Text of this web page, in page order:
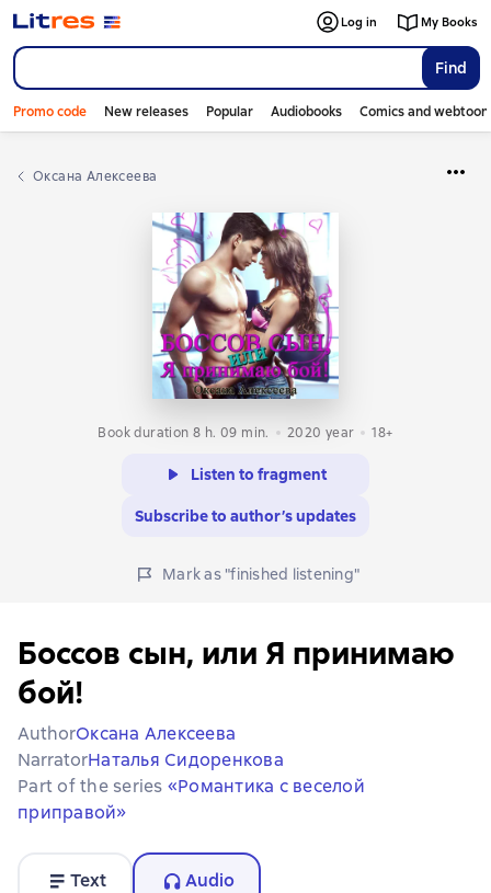
Find
Log in My Books
Promo code New releases Popular Audiobooks Comics and
Оксана Алексеева
Book duration 8 h. 09 min. 2020 year 18+
Listen to fragment
Subscribe to author’s updates
Mark as "finished listening"
Боссов сын, или Я принимаю
бой!
AuthorОксана Алексеева
NarratorНаталья Сидоренкова
Part of the series «Романтика с веселой
приправой»
Text Audio